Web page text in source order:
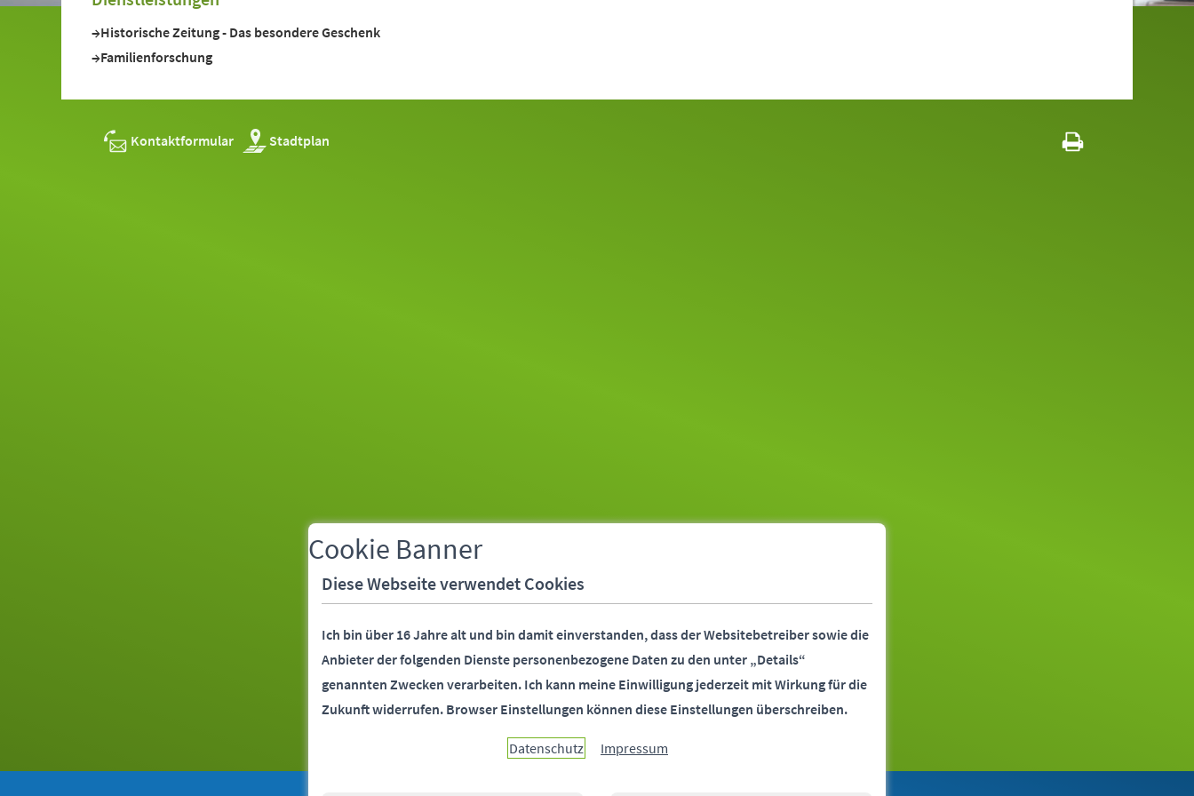
Historische Zeitung - Das besondere Geschenk
Familienforschung
Kontaktformular Stadtplan
Cookie Banner
Diese Webseite verwendet Cookies
Ich bin über 16 Jahre alt und bin damit einverstanden, dass der Websitebetreiber sowie die
Anbieter der folgenden Dienste personenbezogene Daten zu den unter „Details“
genannten Zwecken verarbeiten. Ich kann meine Einwilligung jederzeit mit Wirkung für die
Zukunft widerrufen. Browser Einstellungen können diese Einstellungen überschreiben.
Datenschutz Impressum